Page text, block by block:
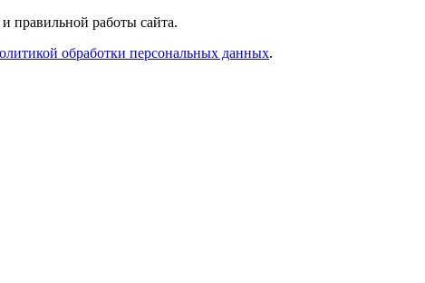
правильной работы сайта.
обработки персональных данных.